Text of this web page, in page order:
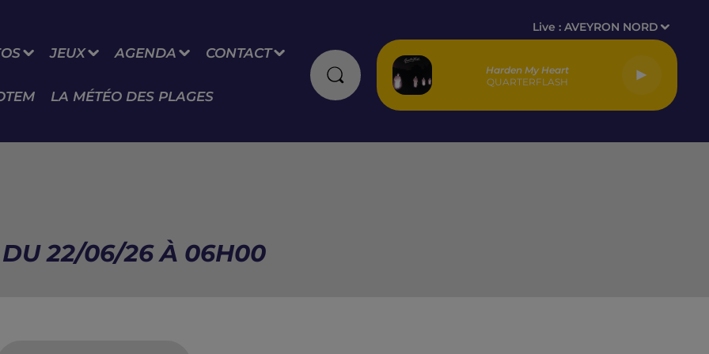
JEUX AGENDA CONTACT
LA MÉTÉO DES PLAGES
Live :AVEYRON NORD
Harden My Heart
QUARTERFLASH
DU 22/06/26 À 06H00